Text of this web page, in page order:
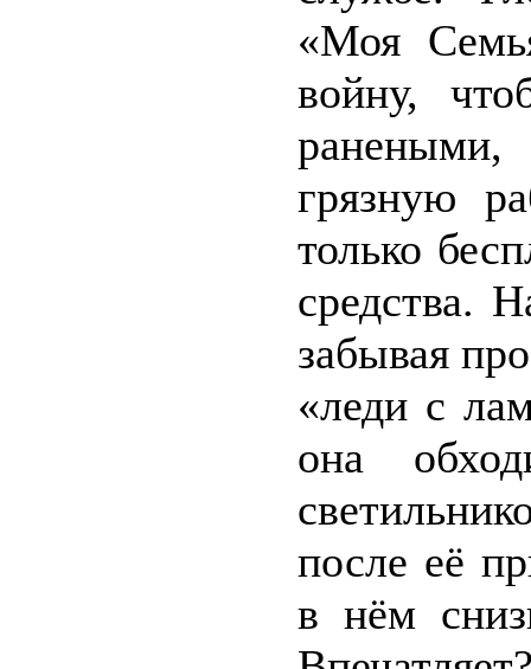
«Моя
войну,
грязную
только
средства.
забывая
«леди с
она
после её
в нём